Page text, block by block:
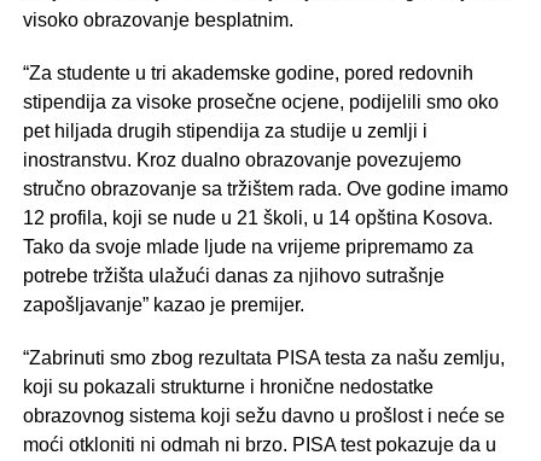
visoko obrazovanje besplatnim.
“Za studente u tri akademske godine, pored redovnih
stipendija za visoke prosečne ocjene, podijelili smo oko
pet hiljada drugih stipendija za studije u zemlji i
inostranstvu. Kroz dualno obrazovanje povezujemo
stručno obrazovanje sa tržištem rada. Ove godine imamo
12 profila, koji se nude u 21 školi, u 14 opština Kosova.
Tako da svoje mlade ljude na vrijeme pripremamo za
potrebe tržišta ulažući danas za njihovo sutrašnje
zapošljavanje” kazao je premijer.
“Zabrinuti smo zbog rezultata PISA testa za našu zemlju,
koji su pokazali strukturne i hronične nedostatke
obrazovnog sistema koji sežu davno u prošlost i neće se
moći otkloniti ni odmah ni brzo. PISA test pokazuje da u